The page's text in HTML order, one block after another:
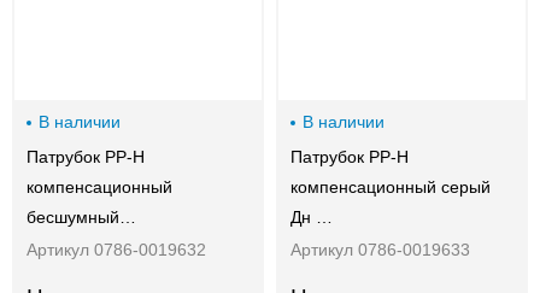
В наличии
Патрубок PP-H
компенсационный
бесшумный…
Артикул 0786-0019632
В наличии
Патрубок PP-H
компенсационный серый
Дн …
Артикул 0786-0019633